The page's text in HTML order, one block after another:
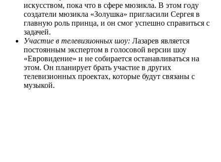
искусством, пока что в сфере мюзикла. В этом году
создатели мюзикла «Золушка» пригласили Сергея в
главную роль принца, и он смог успешно справиться с
задачей.
Участие в телевизионных шоу: Лазарев является
постоянным экспертом в голосовой версии шоу
«Евровидение» и не собирается останавливаться на
этом. Он планирует брать участие в других
телевизионных проектах, которые будут связаны с
музыкой.